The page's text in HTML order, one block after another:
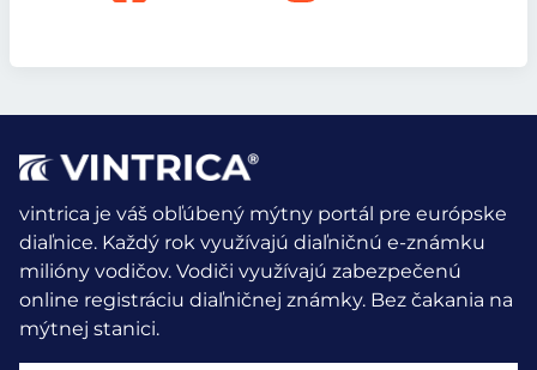
vintrica je váš obľúbený mýtny portál pre európske
diaľnice. Každý rok využívajú diaľničnú e-známku
milióny vodičov. Vodiči využívajú zabezpečenú
online registráciu diaľničnej známky. Bez čakania na
mýtnej stanici.